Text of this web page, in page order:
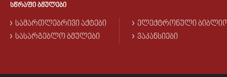
ᲡᲬᲠᲐᲤᲘ ᲑᲛᲣᲚᲔᲑᲘ
ᲡᲐᲛᲐᲠᲗᲚᲔᲑᲠᲘᲕᲘ ᲐᲥᲢᲔᲑᲘ
ᲡᲐᲡᲐᲠᲒᲔᲑᲚᲝ ᲑᲛᲣᲚᲔᲑᲘ
ᲔᲚᲔᲥᲢᲠᲝᲜᲣᲚᲘ
ᲕᲐᲙᲐᲜᲡᲘᲔᲑᲘ